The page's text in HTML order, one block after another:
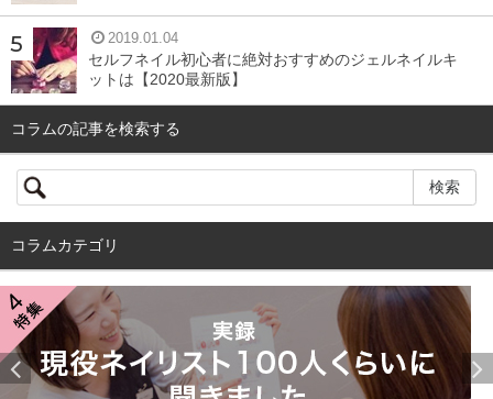
2019.01.04
セルフネイル初心者に絶対おすすめのジェルネイルキ
ットは【2020最新版】
コラムの記事を検索する
コラムカテゴリ